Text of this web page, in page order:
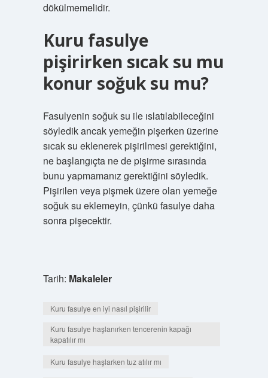
dökülmemelidir.
Kuru fasulye
pişirirken sıcak su mu
konur soğuk su mu?
Fasulyenin soğuk su ile ıslatılabileceğini
söyledik ancak yemeğin pişerken üzerine
sıcak su eklenerek pişirilmesi gerektiğini,
ne başlangıçta ne de pişirme sırasında
bunu yapmamanız gerektiğini söyledik.
Pişirilen veya pişmek üzere olan yemeğe
soğuk su eklemeyin, çünkü fasulye daha
sonra pişecektir.
Tarih: Makaleler
Kuru fasulye en iyi nasıl pişirilir
Kuru fasulye haşlanırken tencerenin kapağı
kapatılır mı
Kuru fasulye haşlarken tuz atılır mı